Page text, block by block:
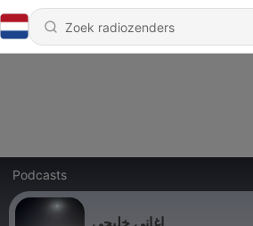
Podcasts
اغاني خليجي